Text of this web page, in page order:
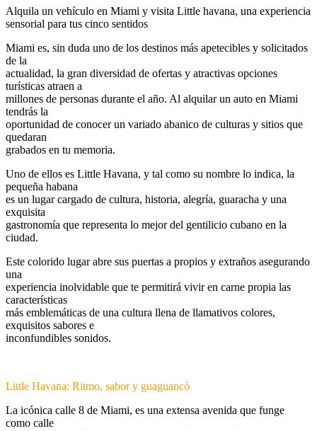
Alquila un vehículo en Miami y visita Little havana, una experiencia
sensorial para tus cinco sentidos
Miami es, sin duda uno de los destinos más apetecibles y solicitados
de la
actualidad, la gran diversidad de ofertas y atractivas opciones
turísticas atraen a
millones de personas durante el año. Al alquilar un auto en Miami
tendrás la
oportunidad de conocer un variado abanico de culturas y sitios que
quedaran
grabados en tu memoria.
Uno de ellos es Little Havana, y tal como su nombre lo indica, la
pequeña habana
es un lugar cargado de cultura, historia, alegría, guaracha y una
exquisita
gastronomía que representa lo mejor del gentilicio cubano en la
ciudad.
Este colorido lugar abre sus puertas a propios y extraños asegurando
una
experiencia inolvidable que te permitirá vivir en carne propia las
características
más emblemáticas de una cultura llena de llamativos colores,
exquisitos sabores e
inconfundibles sonidos.
Little Havana: Ritmo, sabor y guaguancó
La icónica calle 8 de Miami, es una extensa avenida que funge
como calle